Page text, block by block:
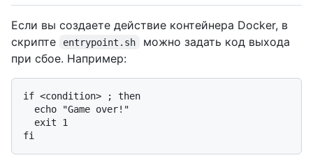
Если вы создаете действие контейнера Docker, в
скрипте
entrypoint.sh
можно задать код выхода
при сбое. Например:
if <condition> ; then